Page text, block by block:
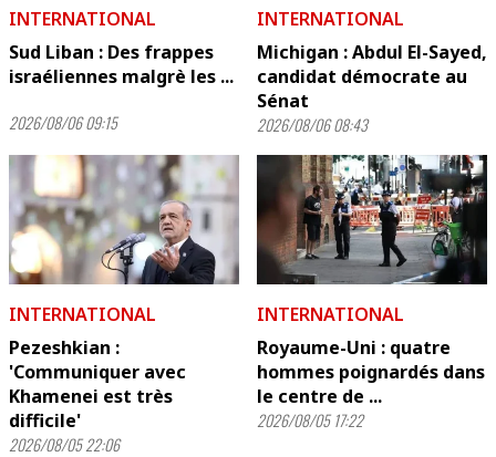
INTERNATIONAL
Sud Liban : Des frappes
israéliennes malgrè les ...
2026/08/06 09:15
INTERNATIONAL
Michigan : Abdul El-Sayed,
candidat démocrate au
Sénat
2026/08/06 08:43
INTERNATIONAL
Pezeshkian :
'Communiquer avec
Khamenei est très
difficile'
2026/08/05 22:06
INTERNATIONAL
Royaume-Uni : quatre
hommes poignardés dans
le centre de ...
2026/08/05 17:22